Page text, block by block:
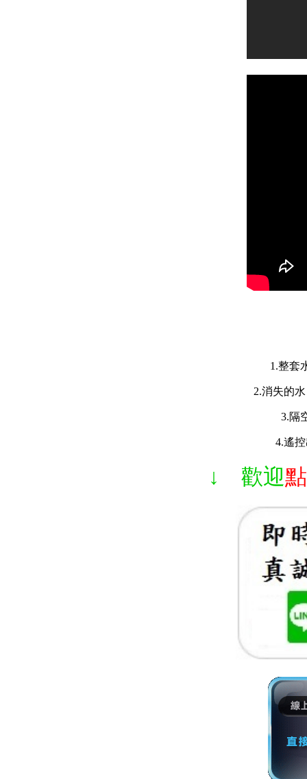
1.整套
2.消失的
3.隔
4.遙
↓ 歡迎